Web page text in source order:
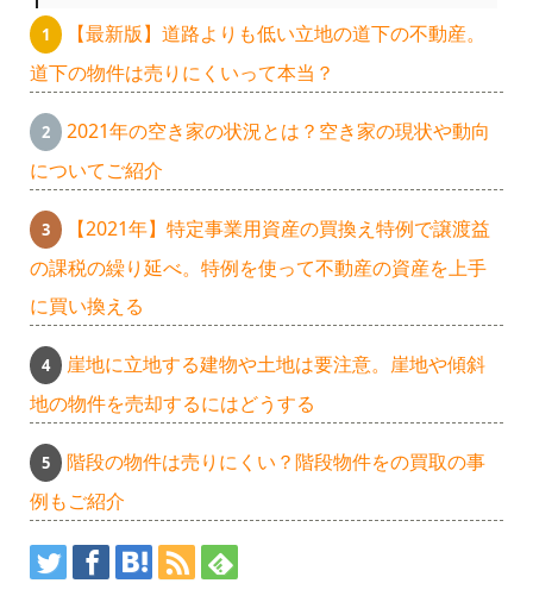
【最新版】道路よりも低い立地の道下の不動産。
道下の物件は売りにくいって本当？
2021年の空き家の状況とは？空き家の現状や動向
についてご紹介
【2021年】特定事業用資産の買換え特例で譲渡益
の課税の繰り延べ。特例を使って不動産の資産を上手
に買い換える
崖地に立地する建物や土地は要注意。崖地や傾斜
地の物件を売却するにはどうする
階段の物件は売りにくい？階段物件をの買取の事
例もご紹介